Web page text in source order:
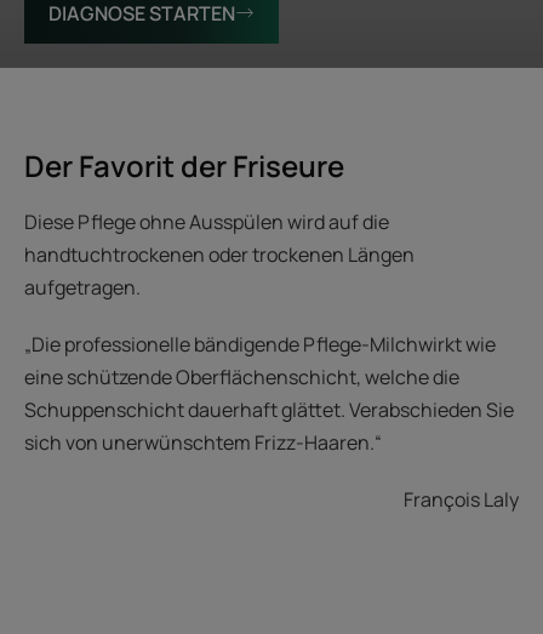
DIAGNOSE STARTEN
Der Favorit der Friseure
Diese Pflege ohne Ausspülen wird auf die
handtuchtrockenen oder trockenen Längen
aufgetragen.
„Die professionelle bändigende Pflege-Milchwirkt wie
eine schützende Oberflächenschicht, welche die
Schuppenschicht dauerhaft glättet. Verabschieden Sie
sich von unerwünschtem Frizz-Haaren.“
François Laly